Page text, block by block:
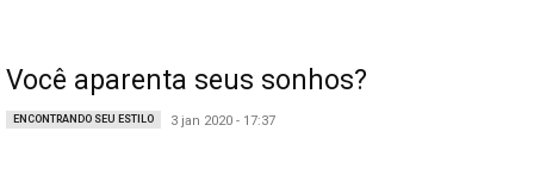
Você aparenta seus sonhos?
ENCONTRANDO SEU ESTILO 3 jan 2020 - 17:37